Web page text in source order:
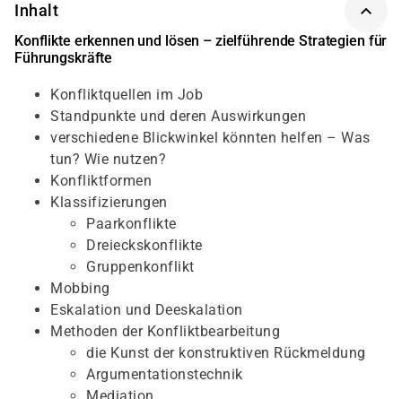
Inhalt
Konflikte erkennen und lösen – zielführende Strategien für
Führungskräfte
Konfliktquellen im Job
Standpunkte und deren Auswirkungen
verschiedene Blickwinkel könnten helfen – Was
tun? Wie nutzen?
Konfliktformen
Klassifizierungen
Paarkonflikte
Dreieckskonflikte
Gruppenkonflikt
Mobbing
Eskalation und Deeskalation
Methoden der Konfliktbearbeitung
die Kunst der konstruktiven Rückmeldung
Argumentationstechnik